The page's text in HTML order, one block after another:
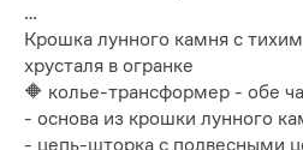
…
Крошка лунного камня с
хрусталя в огранке
🔶 колье-трансформер - обе
- основа из крошки лунного
- цепь-шторка с подвесными